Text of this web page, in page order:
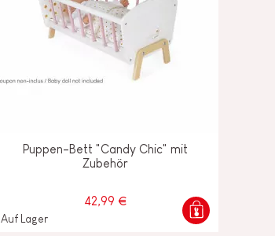
Puppen-Bett "Candy Chic" mit
Zubehör
42,99 €
Auf Lager